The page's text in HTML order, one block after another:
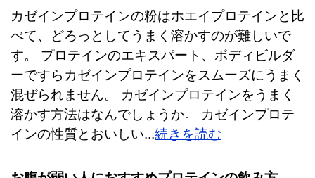
カゼインプロテインの粉はホエイプロテインと比
べて、どろっとしてうまく溶かすのが難しいで
す。 プロテインのエキスパート、ボディビルダ
ーですらカゼインプロテインをスムーズにうまく
混ぜられません。 カゼインプロテインをうまく
溶かす方法はなんでしょうか。 カゼインプロテ
インの性質とおいしい...続きを読む